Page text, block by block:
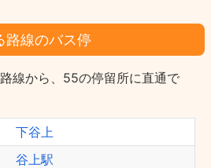
路線のバス停
線から、55の停留所に直通で
下谷上
谷上駅